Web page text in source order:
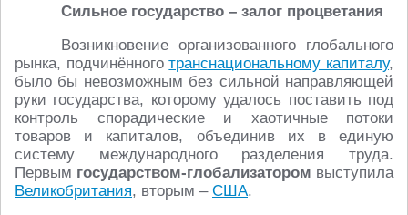
Сильное государство – залог процветания
Возникновение организованного глобального
рынка, подчинённоготранснациональному капиталу,
было бы невозможным без сильной направляющей
руки государства, которому удалось поставить под
контроль спорадические и хаотичные потоки
товаров и капиталов, объединив их в единую
систему международного разделения труда.
Первым государством-глобализатором выступила
Великобритания, вторым – США.